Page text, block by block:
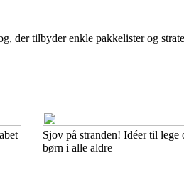
der tilbyder enkle pakkelister og
Sjov på stranden! Idéer til lege
børn i alle aldre